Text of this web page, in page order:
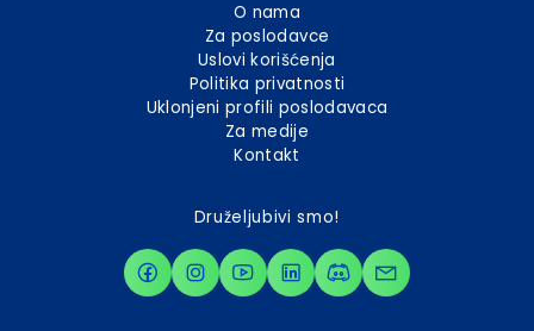
O nama
Za poslodavce
Uslovi korišćenja
Politika privatnosti
Uklonjeni profili poslodavaca
Za medije
Kontakt
Druželjubivi smo!